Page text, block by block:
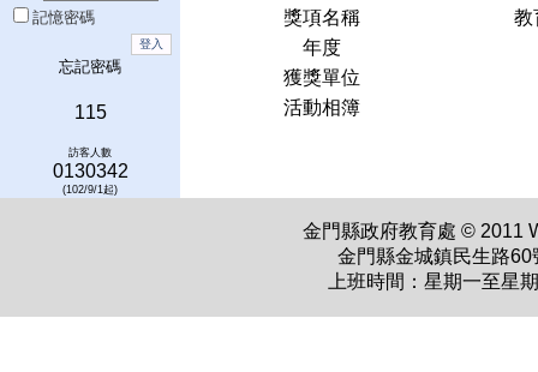
記憶密碼
忘記密碼
115
訪客人數
0130342
(102/9/1起)
獎項名稱
教
年度
獲獎單位
活動相簿
金門縣政府教育處 © 2011
金門縣金城鎮民生路
上班時間：星期一至星